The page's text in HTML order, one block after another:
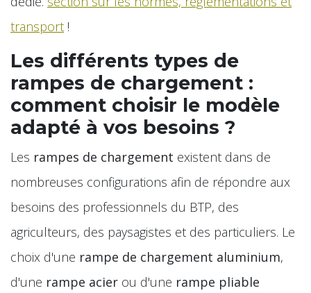
transport !
Les différents types de
rampes de chargement :
comment choisir le modèle
adapté à vos besoins ?
Les rampes de chargement existent dans de
nombreuses configurations afin de répondre aux
besoins des professionnels du BTP, des
agriculteurs, des paysagistes et des particuliers. Le
choix d'une rampe de chargement aluminium,
d'une rampe acier ou d'une rampe pliable